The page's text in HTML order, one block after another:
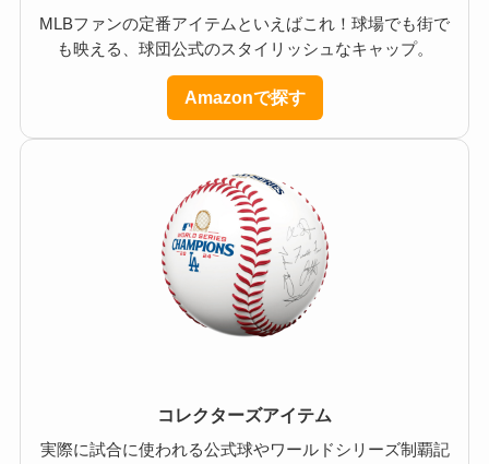
MLBファンの定番アイテムといえばこれ！球場でも街で
も映える、球団公式のスタイリッシュなキャップ。
Amazonで探す
コレクターズアイテム
実際に試合に使われる公式球やワールドシリーズ制覇記